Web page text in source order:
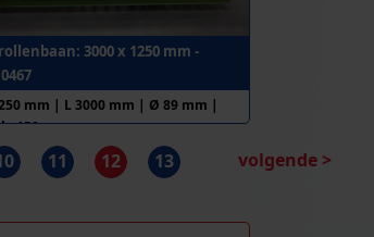
3000 x 1250 mm -
mm | L 3000 mm | Ø 89 mm |
150 mm
11 12 13 volgende >